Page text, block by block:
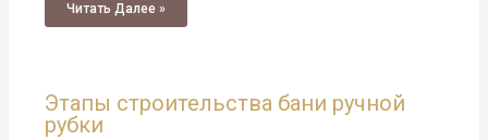
Читать Далее »
Этапы строительства бани ручной
рубки